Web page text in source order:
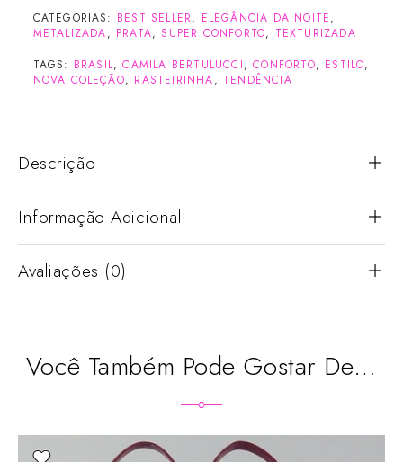
CATEGORIAS: BEST SELLER, ELEGÂNCIA DA NOITE,
METALIZADA, PRATA,SUPER CONFORTO, TEXTURIZADA
TAGS: BRASIL,CAMILA BERTULUCCI,CONFORTO, ESTILO,
NOVA COLEÇÃO, RASTEIRINHA, TENDÊNCIA
Descrição
Informação Adicional
Avaliações (0)
Você Também Pode Gostar De…